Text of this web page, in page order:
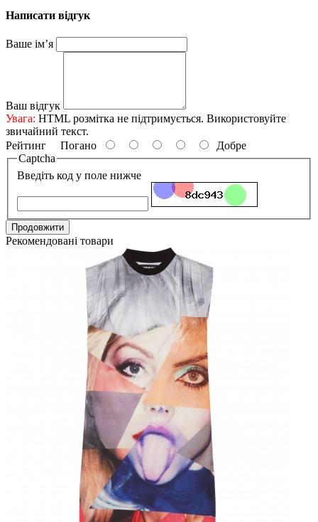
Написати відгук
Ваше ім’я
Ваш відгук
Увага: HTML розмітка не підтримується. Використовуйте
звичайний текст.
Рейтинг Погано
Добре
Captcha
Введіть код у поле нижче
Продовжити
Рекомендовані товари